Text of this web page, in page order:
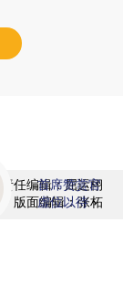
责任编辑：屈运栩
版面编辑：张柘
首席赞赏官
虚位以待